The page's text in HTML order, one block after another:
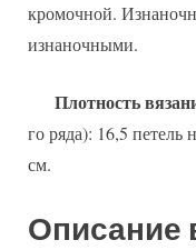
кромочной.
изнаночными.
Плотность
го ряда): 16,5 петель
см.
Описание